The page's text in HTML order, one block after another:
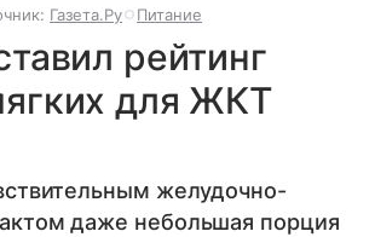
Газета.Ру Питание
рейтинг
для ЖКТ
желудочно-
даже небольшая порция